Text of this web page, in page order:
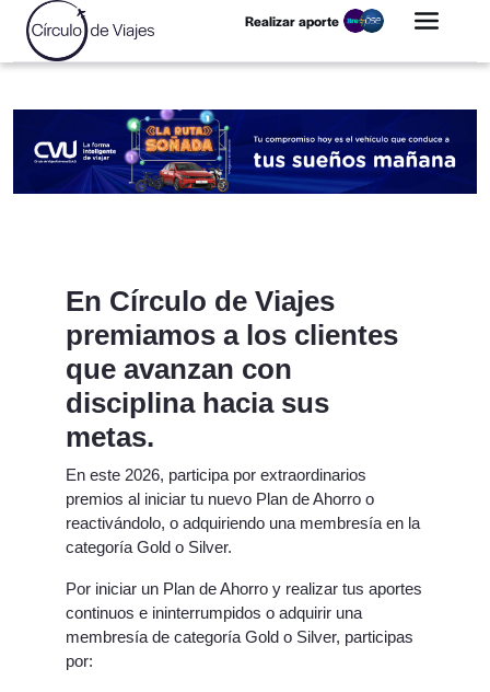
Realizar aporte
En Círculo de Viajes
premiamos a los clientes
que avanzan con
disciplina hacia sus
metas.
En este 2026, participa por extraordinarios
premios al iniciar tu nuevo Plan de Ahorro o
reactivándolo, o adquiriendo una membresía en la
categoría Gold o Silver.
Por iniciar un Plan de Ahorro y realizar tus aportes
continuos e ininterrumpidos o adquirir una
membresía de categoría Gold o Silver, participas
por: